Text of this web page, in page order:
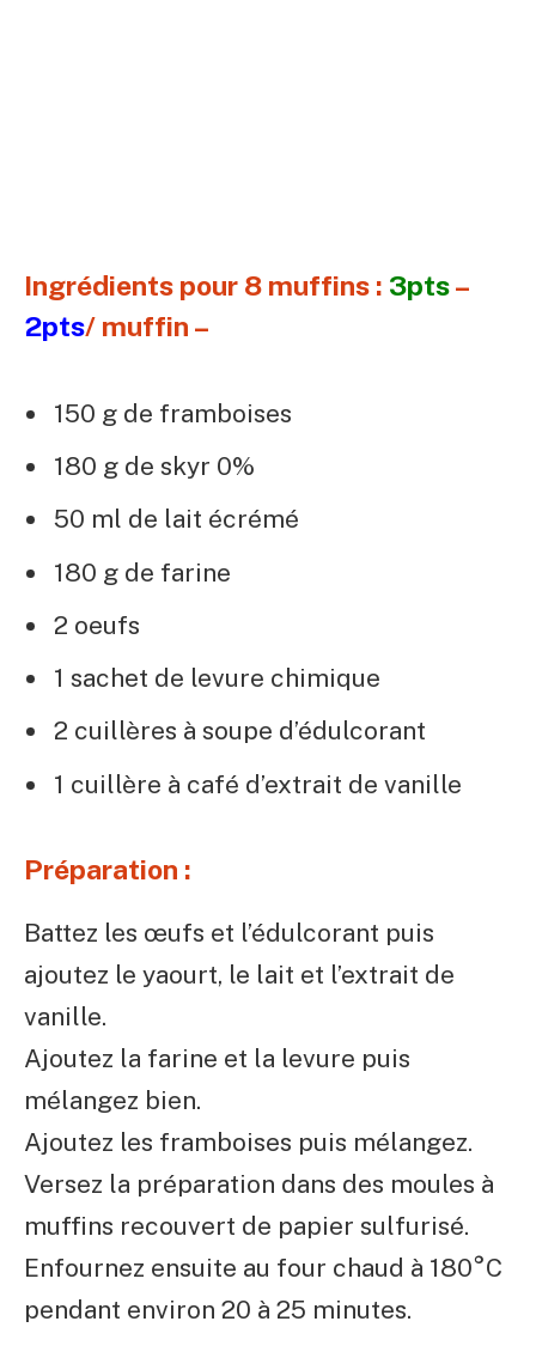
Ingrédients pour 8 muffins : 3pts–
2pts/ muffin –
150 g de framboises
180 g de skyr 0%
50 ml de lait écrémé
180 g de farine
2 oeufs
1 sachet de levure chimique
2 cuillères à soupe d’édulcorant
1 cuillère à café d’extrait de vanille
Préparation :
Battez les œufs et l’édulcorant puis
ajoutez le yaourt, le lait et l’extrait de
vanille.
Ajoutez la farine et la levure puis
mélangez bien.
Ajoutez les framboises puis mélangez.
Versez la préparation dans des moules à
muffins recouvert de papier sulfurisé.
Enfournez ensuite au four chaud à 180°C
pendant environ 20 à 25 minutes.